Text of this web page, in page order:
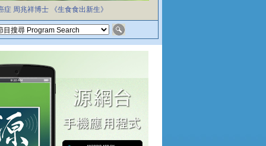
症 周兆祥博士 《生食食出新生》